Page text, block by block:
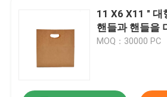
11 X6 X11 " 대
핸들과 핸들을
MOQ：30000 PC